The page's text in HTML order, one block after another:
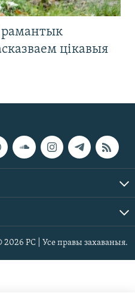
цікавыя
2026 РС | Усе правы захаваныя.